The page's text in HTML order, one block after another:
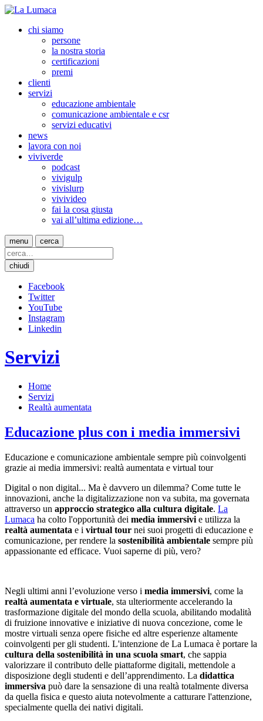
chi siamo
persone
la nostra storia
certificazioni
premi
clienti
servizi
educazione ambientale
comunicazione ambientale e csr
servizi educativi
news
lavora con noi
viviverde
podcast
vivigulp
vivislurp
vivivideo
fai la cosa giusta
vai all’ultima edizione…
menu cerca
chiudi
Facebook
Twitter
YouTube
Instagram
Linkedin
Servizi
Home
Servizi
Realtà aumentata
Educazione plus con i media immersivi
Educazione e comunicazione ambientale sempre più coinvolgenti
grazie ai media immersivi: realtà aumentata e virtual tour
Digital o non digital... Ma è davvero un dilemma? Come tutte le
innovazioni, anche la digitalizzazione non va subita, ma governata
attraverso un approccio strategico alla cultura digitale. La
Lumaca ha colto l'opportunità dei media immersivi e utilizza la
realtà aumentata e i virtual tour nei suoi progetti di educazione e
comunicazione, per rendere la sostenibilità ambientale sempre più
appassionante ed efficace. Vuoi saperne di più, vero?
Negli ultimi anni l’evoluzione verso i media immersivi, come la
realtà aumentata e virtuale, sta ulteriormente accelerando la
trasformazione digitale del mondo della scuola, abilitando modalità
di fruizione innovative e iniziative di nuova concezione, come le
mostre virtuali senza opere fisiche ed altre esperienze altamente
coinvolgenti per gli studenti. L'intenzione de La Lumaca è portare la
cultura della sostenibilità in una scuola smart, che sappia
valorizzare il contributo delle piattaforme digitali, mettendole a
disposizione degli studenti e dell’apprendimento. La didattica
immersiva può dare la sensazione di una realtà totalmente diversa
da quella fisica e questo aiuta notevolmente a catturare l'attenzione,
specialmente quella dei nativi digitali.